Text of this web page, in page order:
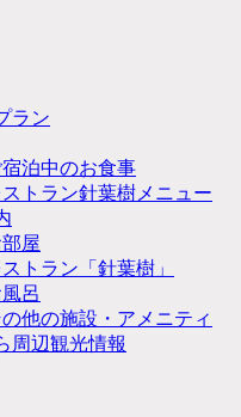
ラン
宿泊中のお食事
ストラン針葉樹メニュー
屋
ストラン「針葉樹」
呂
他の施設・アメニティ
周辺観光情報